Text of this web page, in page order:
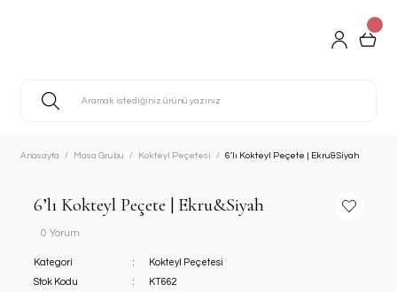
Anasayfa Masa Grubu Kokteyl Peçetesi 6’lı Kokteyl Peçete | Ekru&Siyah
6’lı Kokteyl Peçete | Ekru&Siyah
0 Yorum
Kategori
Kokteyl Peçetesi
Stok Kodu
KT662